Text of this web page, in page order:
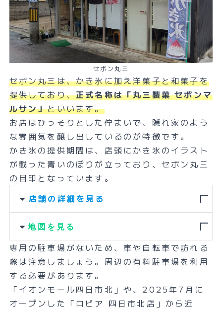
セボン丸三
セボン丸三は、かき氷に加え洋菓子と和菓子を
提供しており、正式名称は「丸三製菓 セボンマ
ルサン」といいます。
お店はひっそりとした佇まいで、隠れ家のよう
な雰囲気を醸し出しているのが特徴です。
かき氷の提供期間は、店頭にかき氷のイラスト
が載った青いのぼりが立っており、セボン丸三
の目印となっています。
店舗の詳細を見る
地図を見る
専用の駐車場がないため、車や自転車で訪れる
際は注意しましょう。周辺の有料駐車場を利用
する必要があります。
「イオンモール四日市北」や、2025年7月に
オープンした「ロピア 四日市北店」から近